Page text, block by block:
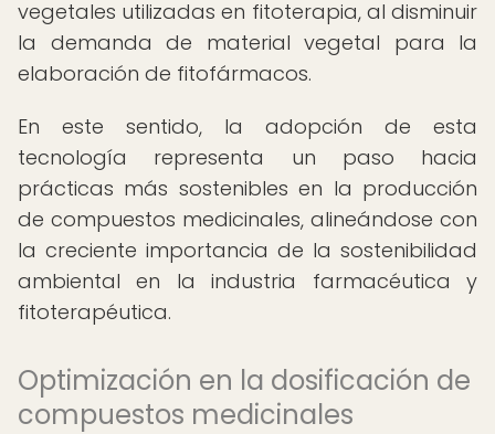
vegetales utilizadas en fitoterapia, al disminuir
la demanda de material vegetal para la
elaboración de fitofármacos.
En este sentido, la adopción de esta
tecnología representa un paso hacia
prácticas más sostenibles en la producción
de compuestos medicinales, alineándose con
la creciente importancia de la sostenibilidad
ambiental en la industria farmacéutica y
fitoterapéutica.
Optimización en la dosificación de
compuestos medicinales